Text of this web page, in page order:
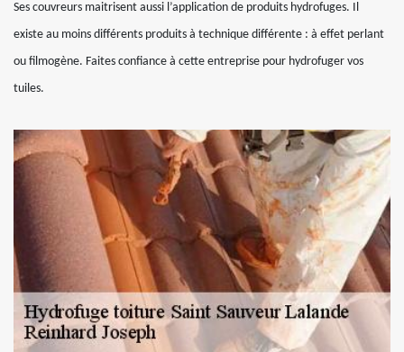
Ses couvreurs maitrisent aussi l’application de produits hydrofuges. Il
existe au moins différents produits à technique différente : à effet perlant
ou filmogène. Faites confiance à cette entreprise pour hydrofuger vos
tuiles.